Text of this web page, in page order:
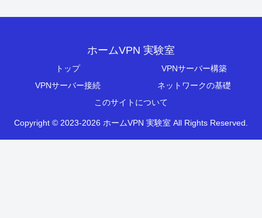
ホームVPN 実験室
トップ
VPNサーバー構築
VPNサーバー接続
ネットワークの基礎
このサイトについて
Copyright © 2023-2026 ホームVPN 実験室 All Rights Reserved.